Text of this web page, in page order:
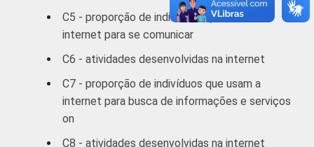
45 - 59 77
RENDA
FAMILIAR
ATÉ 1 SM 30
SM ATÉ 2
C5 - proporção de indivíduos que usam a
internet para se comunicar
C6 - atividades desenvolvidas na internet
C7 - proporção de indivíduos que usam a
internet para busca de informações e serviços
on
C8 - atividades desenvolvidas na internet